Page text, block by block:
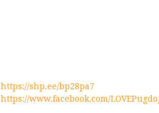
https://shp.ee/bp28pa7
https://www.facebook.com/